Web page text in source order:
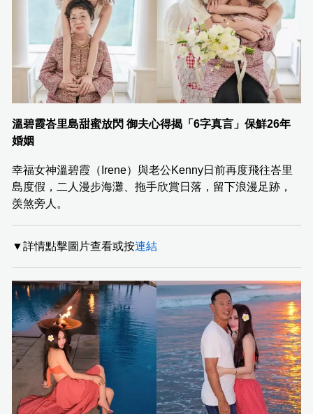
溫碧霞峇里島甜蜜放閃 御夫心得揭「6字真言」保鮮26年
婚姻
幸福女神溫碧霞（Irene）與老公Kenny日前再度飛往峇里
島度假，二人漫步海灘、拖手欣賞日落，留下浪漫足跡，
羡煞旁人。
▼詳情點擊圖片查看或按連結